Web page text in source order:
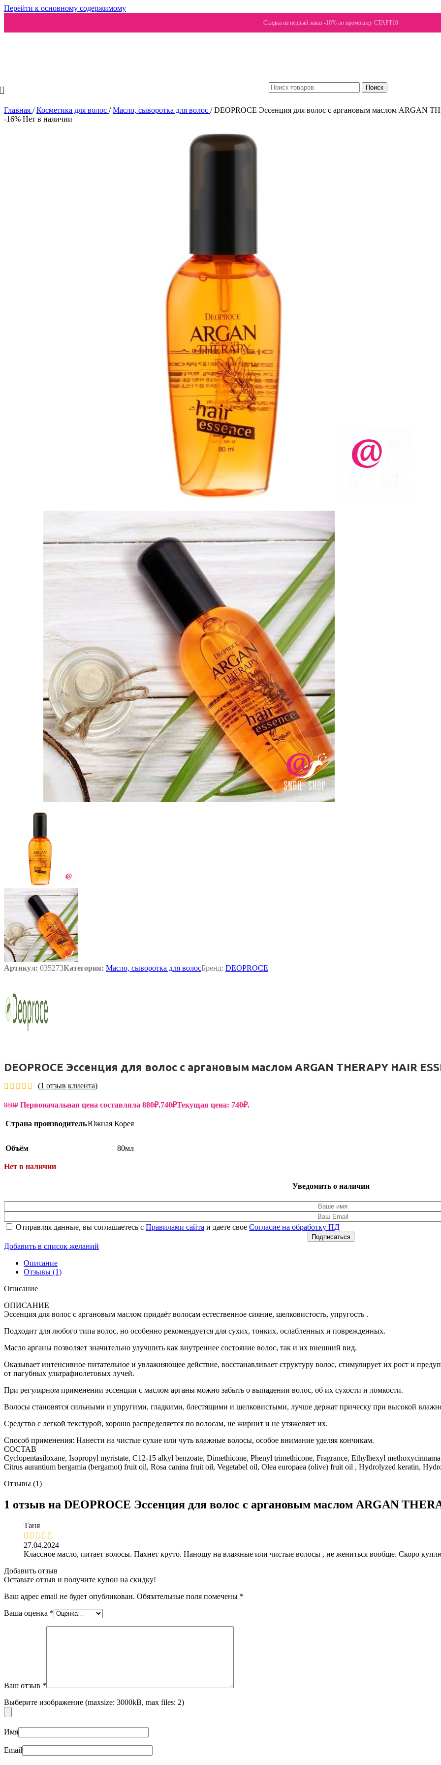
Перейти к основному содержимому
Скидка на первый заказ -10% по промокоду СТАРТ10
Наборы
Бытовая химия
Поиск
Главная / Косметика для волос / Масло, сыворотка для волос / DEOPROCE Эссенция для волос с аргановым маслом ARGAN
-16% Нет в наличии
Артикул: 035273Категория: Масло, сыворотка для волосБренд: DEOPROCE
DEOPROCE Эссенция для волос с аргановым маслом ARGAN THERAPY HAIR
(1 отзыв клиента)
880₽ Первоначальная цена составляла 880₽.740₽Текущая цена: 740₽.
Страна производительЮжная Корея
Объём 80мл
Нет в наличии
Уведомить о наличии
Отправляя данные, вы соглашаетесь с Правилами сайта и даете свое Согласие на обработку ПД
Подписаться
Добавить в список желаний
Описание
Отзывы (1)
Описание
ОПИСАНИЕ
Эссенция для волос с аргановым маслом придаёт волосам естественное сияние, шелковистость, упругость .
Подходит для любого типа волос, но особенно рекомендуется для сухих, тонких, ослабленных и поврежденных.
Масло арганы позволяет значительно улучшить как внутреннее состояние волос, так и их внешний вид.
Оказывает интенсивное питательное и увлажняющее действие, восстанавливает структуру волос, стимулирует их рост и
от пагубных ультрафиолетовых лучей.
При регулярном применении эссенции с маслом арганы можно забыть о выпадении волос, об их сухости и ломкости.
Волосы становятся сильными и упругими, гладкими, блестящими и шелковистыми, лучше держат прическу при высокой
Средство с легкой текстурой, хорошо распределяется по волосам, не жирнит и не утяжеляет их.
Способ применения: Нанести на чистые сухие или чуть влажные волосы, особое внимание уделяя кончикам.
СОСТАВ
Cyclopentasiloxane, Isopropyl myristate, C12-15 alkyl benzoate, Dimethicone, Phenyl trimethicone, Fragrance, Ethylhexyl
Citrus aurantium bergamia (bergamot) fruit oil, Rosa canina fruit oil, Vegetabel oil, Olea europaea (olive) fruit oil , Hydrolyzed keratin,
Отзывы (1)
1 отзыв на DEOPROCE Эссенция для волос с аргановым маслом ARGAN
Таня
27.04.2024
Классное масло, питает волосы. Пахнет круто. Наношу на влажные или чистые волосы , не жениться вообще. Скоро
Добавить отзыв
Оставьте отзыв и получите купон на скидку!
Ваш адрес email не будет опубликован. Обязательные поля помечены *
Ваша оценка *
Ваш отзыв *
Выберите изображение (maxsize: 3000kB, max files: 2)
Имя
Email